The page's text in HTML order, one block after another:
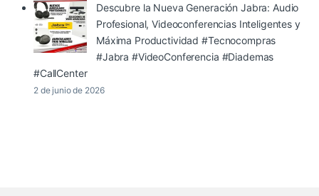
Descubre la Nueva Generación Jabra: Audio
Profesional, Videoconferencias Inteligentes y
Máxima Productividad #Tecnocompras
#Jabra #VideoConferencia #Diademas
#CallCenter
2 de junio de 2026